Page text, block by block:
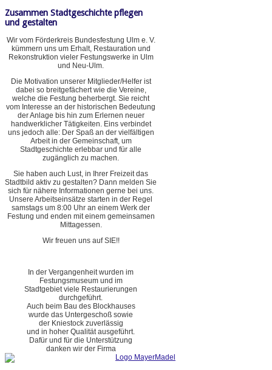
Zusammen Stadtgeschichte pflegen
und gestalten
Wir vom Förderkreis Bundesfestung Ulm e. V.
kümmern uns um Erhalt, Restauration und
Rekonstruktion vieler Festungswerke in Ulm
und Neu-Ulm.
Die Motivation unserer Mitglieder/Helfer ist
dabei so breitgefächert wie die Vereine,
welche die Festung beherbergt. Sie reicht
vom Interesse an der historischen Bedeutung
der Anlage bis hin zum Erlernen neuer
handwerklicher Tätigkeiten. Eins verbindet
uns jedoch alle: Der Spaß an der vielfältigen
Arbeit in der Gemeinschaft, um
Stadtgeschichte erlebbar und für alle
zugänglich zu machen.
Sie haben auch Lust, in Ihrer Freizeit das
Stadtbild aktiv zu gestalten? Dann melden Sie
sich für nähere Informationen gerne bei uns.
Unsere Arbeitseinsätze starten in der Regel
samstags um 8:00 Uhr an einem Werk der
Festung und enden mit einem gemeinsamen
Mittagessen.
Wir freuen uns auf SIE!!
In der Vergangenheit wurden im
Festungsmuseum und im
Stadtgebiet viele Restaurierungen
durchgeführt.
Auch beim Bau des Blockhauses
wurde das Untergeschoß sowie
der Kniestock zuverlässig
und in hoher Qualität ausgeführt.
Dafür und für die Unterstützung
danken wir der Firma